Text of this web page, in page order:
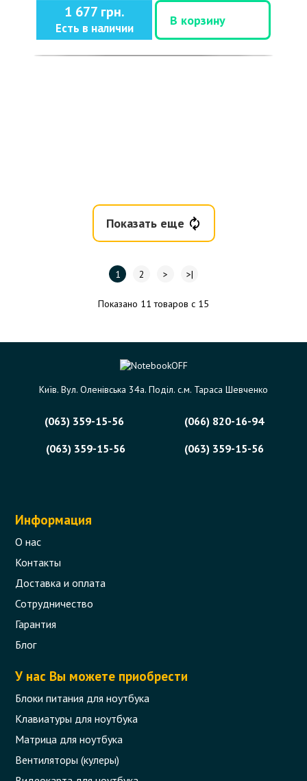
1 677 грн.
Есть в наличии
В корзину
Показать еще
1 2 > >|
Показано 11 товаров с 15
Київ. Вул. Оленівська 34а. Поділ. с.м. Тараса Шевченко
(063) 359-15-56
(066) 820-16-94
(063) 359-15-56
(063) 359-15-56
Информация
О нас
Контакты
Доставка и оплата
Сотрудничество
Гарантия
Блог
У нас Вы можете приобрести
Блоки питания для ноутбука
Клавиатуры для ноутбука
Матрица для ноутбука
Вентиляторы (кулеры)